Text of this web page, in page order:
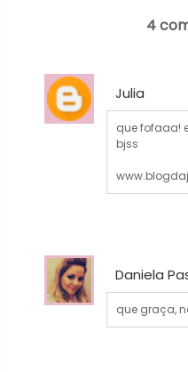
4
Julia
que fofaaa!
bjss
Daniela
que graça,